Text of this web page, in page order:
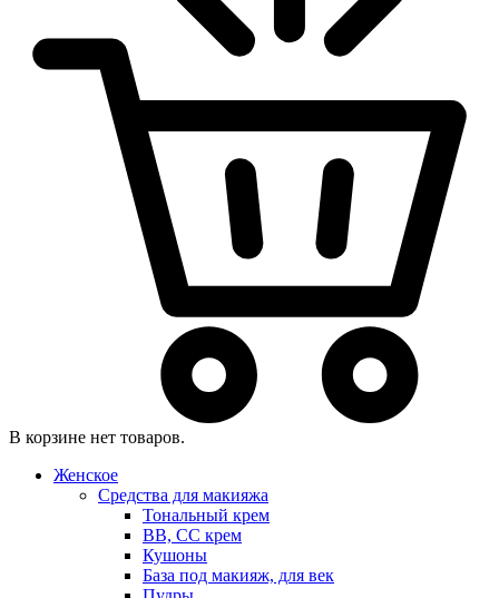
В корзине нет товаров.
Женское
Средства для макияжа
Тональный крем
BB, CC крем
Кушоны
База под макияж, для век